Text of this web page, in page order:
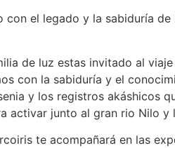
con el legado y la sabiduría
de luz estas invitado al
con la sabiduría y el
y los registros akáshicos
activar junto al gran rio Nilo y
te acompañará en las